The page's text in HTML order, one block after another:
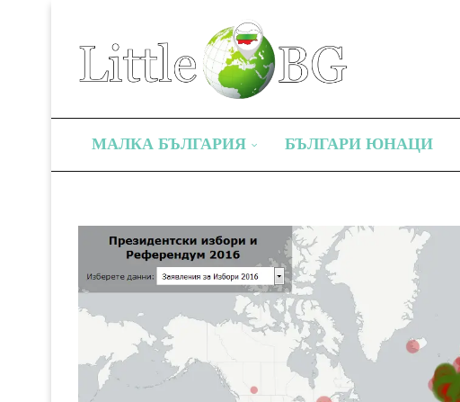
МАЛКА БЪЛГАРИЯ БЪЛГАРИ ЮНАЦИ